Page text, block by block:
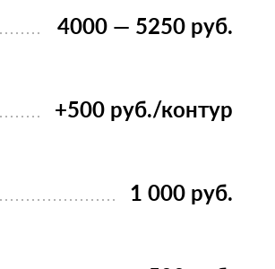
4000 — 5250 руб.
+500 руб./контур
1 000 руб.